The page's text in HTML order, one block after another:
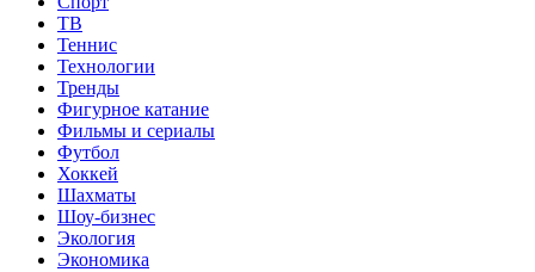
ТВ
Теннис
Технологии
Тренды
Фигурное катание
Фильмы и сериалы
Футбол
Хоккей
Шахматы
Шоу-бизнес
Экология
Экономика